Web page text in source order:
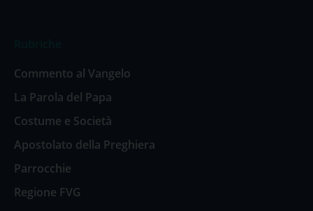
Commento al Vangelo
La Parola del Papa
Costume e Società
Apostolato della Preghiera
Parrocchie
Regione FVG